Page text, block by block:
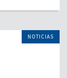
NOTICIAS